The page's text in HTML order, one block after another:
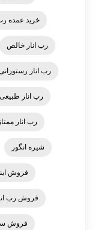
خرید عمده رب
رب انار خالص
رب انار
رب انار طبیعی
رب انار ممتاز
شیره انگور
فروش
فروش رب
فروش